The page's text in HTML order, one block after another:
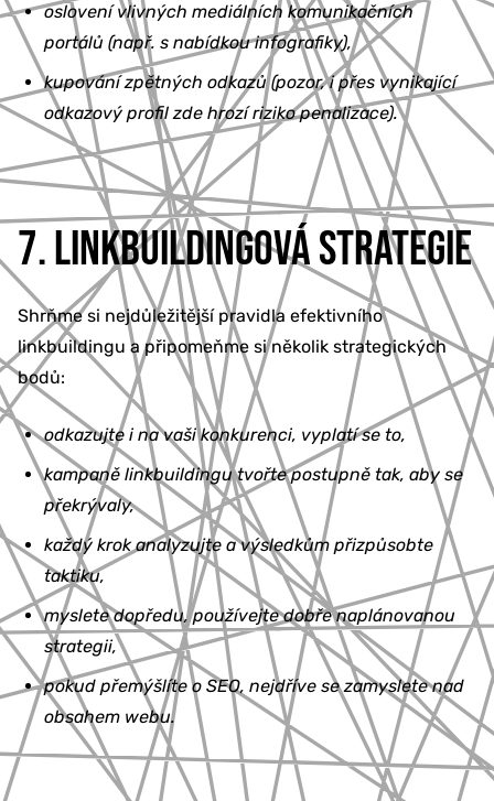
oslovení vlivných mediálních komunikačních
portálů (např. s nabídkou infografiky),
kupování zpětných odkazů (pozor, i přes vynikající
odkazový profil zde hrozí riziko penalizace).
7. LINKBUILDINGOVÁ STRATEGIE
Shrňme si nejdůležitější pravidla efektivního
linkbuildingu a připomeňme si několik strategických
bodů:
odkazujte i na vaši konkurenci, vyplatí se to,
kampaně linkbuildingu tvořte postupně tak, aby se
překrývaly,
každý krok analyzujte a výsledkům přizpůsobte
taktiku,
myslete dopředu, používejte dobře naplánovanou
strategii,
pokud přemýšlíte o SEO, nejdříve se zamyslete nad
obsahem webu.